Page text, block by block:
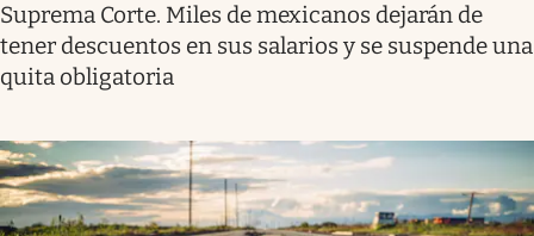
Suprema Corte. Miles de mexicanos dejarán de
tener descuentos en sus salarios y se suspende una
quita obligatoria